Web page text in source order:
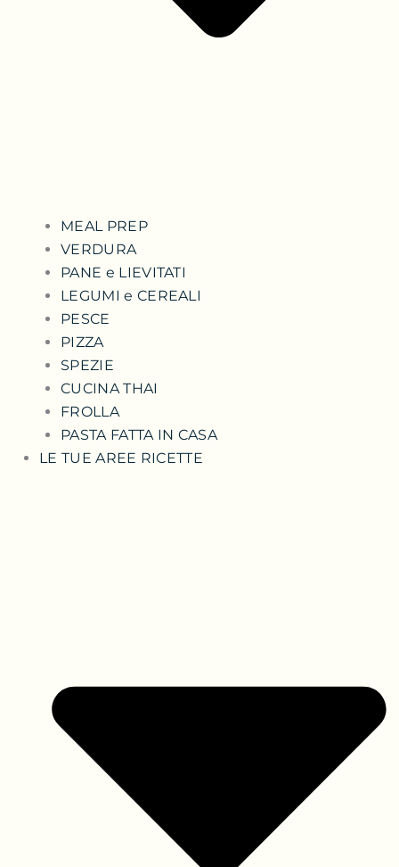
MEAL PREP
VERDURA
PANE e LIEVITATI
LEGUMI e CEREALI
PESCE
PIZZA
SPEZIE
CUCINA THAI
FROLLA
PASTA FATTA IN CASA
LE TUE AREE RICETTE